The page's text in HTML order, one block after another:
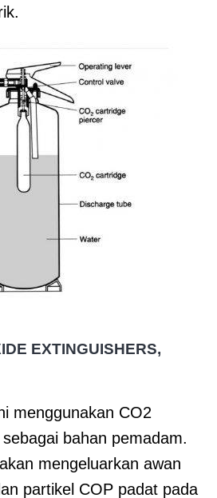
EXTINGUISHERS,
menggunakan CO2
bahan pemadam.
mengeluarkan awan
partikel COP padat pada